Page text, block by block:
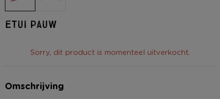
Etui pauw
Sorry, dit product is momenteel uitverkocht.
Omschrijving